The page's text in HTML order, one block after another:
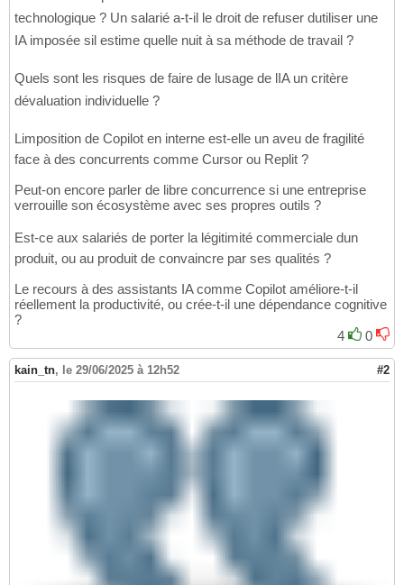
technologique ? Un salarié a-t-il le droit de refuser dutiliser une
IA imposée sil estime quelle nuit à sa méthode de travail ?
Quels sont les risques de faire de lusage de lIA un critère
dévaluation individuelle ?
Limposition de Copilot en interne est-elle un aveu de fragilité
face à des concurrents comme Cursor ou Replit ?
Peut-on encore parler de libre concurrence si une entreprise
verrouille son écosystème avec ses propres outils ?
Est-ce aux salariés de porter la légitimité commerciale dun
produit, ou au produit de convaincre par ses qualités ?
Le recours à des assistants IA comme Copilot améliore-t-il
réellement la productivité, ou crée-t-il une dépendance cognitive
?
4
0
kain_tn, le 29/06/2025 à 12h52 #2